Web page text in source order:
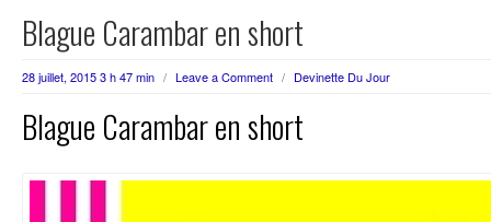
Blague Carambar en short
28 juillet, 2015 3 h 47 min / Leave a Comment / Devinette Du Jour
Blague Carambar en short